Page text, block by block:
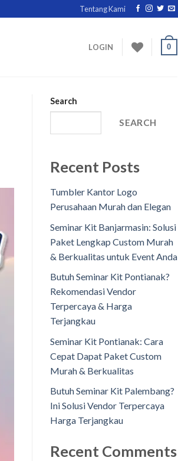
Tentang Kami
LOGIN 0
Search
SEARCH
Recent Posts
Tumbler Kantor Logo
Perusahaan Murah dan Elegan
Seminar Kit Banjarmasin: Solusi
Paket Lengkap Custom Murah
& Berkualitas untuk Event Anda
Butuh Seminar Kit Pontianak?
Rekomendasi Vendor
Terpercaya & Harga
Terjangkau
Seminar Kit Pontianak: Cara
Cepat Dapat Paket Custom
Murah & Berkualitas
Butuh Seminar Kit Palembang?
Ini Solusi Vendor Terpercaya
Harga Terjangkau
Recent Comments